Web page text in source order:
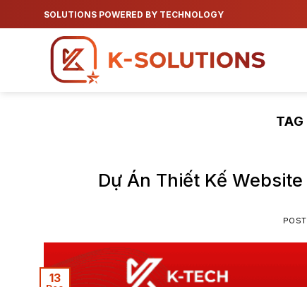
to
SOLUTIONS POWERED BY TECHNOLOGY
Dự Án Thiết Kế
13